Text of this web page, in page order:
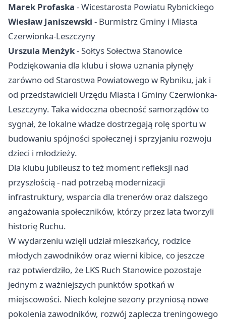
Marek Profaska - Wicestarosta Powiatu Rybnickiego
Wiesław Janiszewski - Burmistrz Gminy i Miasta
Czerwionka-Leszczyny
Urszula Menżyk- Sołtys Sołectwa Stanowice
Podziękowania dla klubu i słowa uznania płynęły
zarówno od Starostwa Powiatowego w Rybniku, jak i
od przedstawicieli Urzędu Miasta i Gminy Czerwionka-
Leszczyny. Taka widoczna obecność samorządów to
sygnał, że lokalne władze dostrzegają rolę sportu w
budowaniu spójności społecznej i sprzyjaniu rozwoju
dzieci i młodzieży.
Dla klubu jubileusz to też moment refleksji nad
przyszłością - nad potrzebą modernizacji
infrastruktury, wsparcia dla trenerów oraz dalszego
angażowania społeczników, którzy przez lata tworzyli
historię Ruchu.
W wydarzeniu wzięli udział mieszkańcy, rodzice
młodych zawodników oraz wierni kibice, co jeszcze
raz potwierdziło, że LKS Ruch Stanowice pozostaje
jednym z ważniejszych punktów spotkań w
miejscowości. Niech kolejne sezony przyniosą nowe
pokolenia zawodników, rozwój zaplecza treningowego